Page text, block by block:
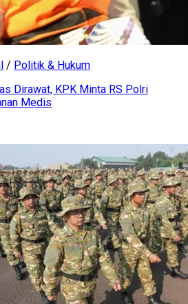
/ Politik & Hukum
Dirawat, KPK Minta RS Polri
Medis